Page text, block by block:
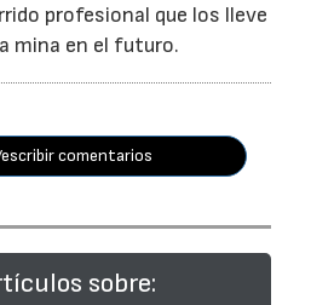
profesional que los lleve
mina en el futuro.
comentarios
sobre: